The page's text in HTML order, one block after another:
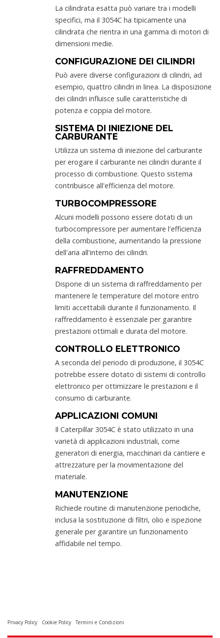
La cilindrata esatta può variare tra i modelli
specifici, ma il 3054C ha tipicamente una
cilindrata che rientra in una gamma di motori di
dimensioni medie.
CONFIGURAZIONE DEI CILINDRI
Può avere diverse configurazioni di cilindri, ad
esempio, quattro cilindri in linea. La disposizione
dei cilindri influisce sulle caratteristiche di
potenza e coppia del motore.
SISTEMA DI INIEZIONE DEL
CARBURANTE
Utilizza un sistema di iniezione del carburante
per erogare il carburante nei cilindri durante il
processo di combustione. Questo sistema
contribuisce all'efficienza del motore.
TURBOCOMPRESSORE
Alcuni modelli possono essere dotati di un
turbocompressore per aumentare l'efficienza
della combustione, aumentando la pressione
dell'aria all'interno dei cilindri.
RAFFREDDAMENTO
Dispone di un sistema di raffreddamento per
mantenere le temperature del motore entro
limiti accettabili durante il funzionamento. Il
raffreddamento è essenziale per garantire
prestazioni ottimali e durata del motore.
CONTROLLO ELETTRONICO
A seconda del periodo di produzione, il 3054C
potrebbe essere dotato di sistemi di controllo
elettronico per ottimizzare le prestazioni e il
consumo di carburante.
APPLICAZIONI COMUNI
Il Caterpillar 3054C è stato utilizzato in una
varietà di applicazioni industriali, come
generatori di energia, macchinari da cantiere e
attrezzature per la movimentazione del
materiale.
MANUTENZIONE
Richiede routine di manutenzione periodiche,
inclusa la sostituzione di filtri, olio e ispezione
generale per garantire un funzionamento
affidabile nel tempo.
Privacy Policy Cookie Policy Termini e Condizioni